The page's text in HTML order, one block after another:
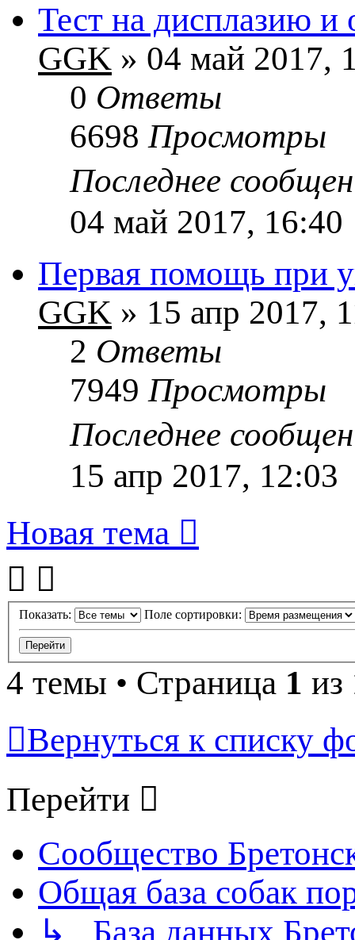
Тест на дисплазию и
GGK » 04 май 2017,
0 Ответы
6698 Просмотры
Последнее
04 май 2017, 16:40
Первая помощь при
GGK » 15 апр 2017,
2 Ответы
7949 Просмотры
Последнее
15 апр 2017, 12:03
Новая тема
Показать: Поле сортировки:
4 темы • Страница 1 из
Вернуться к списку
Перейти
Сообщество
Общая база собак
↳ База данных